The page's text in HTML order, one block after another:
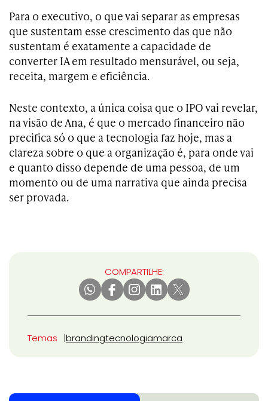
Para o executivo, o que vai separar as empresas
que sustentam esse crescimento das que não
sustentam é exatamente a capacidade de
converter IA em resultado mensurável, ou seja,
receita, margem e eficiência.
Neste contexto, a única coisa que o IPO vai revelar,
na visão de Ana, é que o mercado financeiro não
precifica só o que a tecnologia faz hoje, mas a
clareza sobre o que a organização é, para onde vai
e quanto disso depende de uma pessoa, de um
momento ou de uma narrativa que ainda precisa
ser provada.
COMPARTILHE:
Temas brandingtecnologiamarca